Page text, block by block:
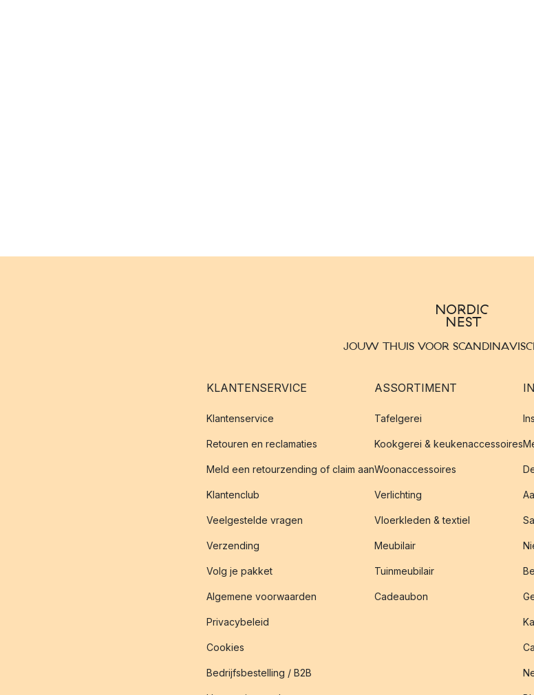
JOUW THUIS VOOR
KLANTENSERVICE
Klantenservice
Retouren en reclamaties
Meld een retourzending of claim aan
Klantenclub
Veelgestelde vragen
Verzending
Volg je pakket
Algemene voorwaarden
Privacybeleid
Cookies
Bedrijfsbestelling / B2B
ASSORTIMENT
Tafelgerei
Kookgerei & keukenaccessoires
Woonaccessoires
Verlichting
Vloerkleden & textiel
Meubilair
Tuinmeubilair
Cadeaubon